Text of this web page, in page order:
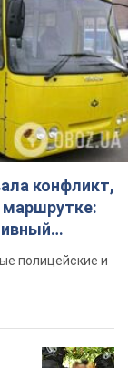
конфликт,
маршрутке:
полицейские и